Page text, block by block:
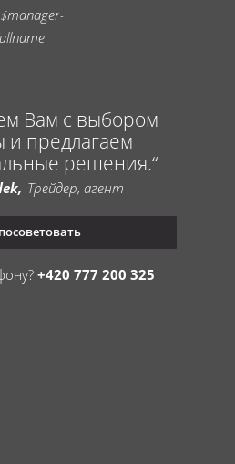
Вам с выбором
предлагаем
решения.
Трейдер, агент
+420 777 200 325